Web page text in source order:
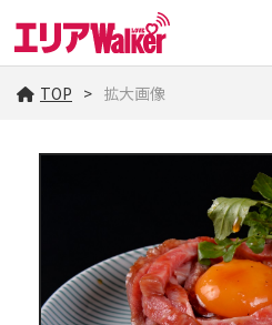
TOP 拡大画像